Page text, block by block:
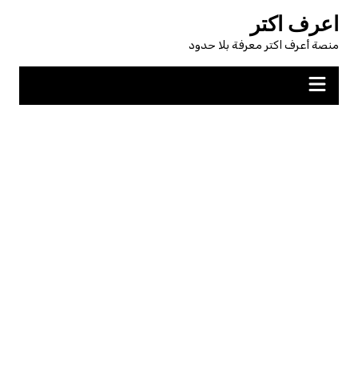
المحتوى
اعرف اكتر
منصة أعرف اكتر معرفة بلا حدود